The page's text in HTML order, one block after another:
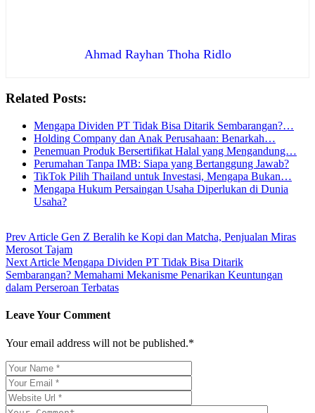
Ahmad Rayhan Thoha Ridlo
Related Posts:
Mengapa Dividen PT Tidak Bisa Ditarik Sembarangan?…
Holding Company dan Anak Perusahaan: Benarkah…
Penemuan Produk Bersertifikat Halal yang Mengandung…
Perumahan Tanpa IMB: Siapa yang Bertanggung Jawab?
TikTok Pilih Thailand untuk Investasi, Mengapa Bukan…
Mengapa Hukum Persaingan Usaha Diperlukan di Dunia
Usaha?
Prev Article Gen Z Beralih ke Kopi dan Matcha, Penjualan Miras
Merosot Tajam
Next Article Mengapa Dividen PT Tidak Bisa Ditarik
Sembarangan? Memahami Mekanisme Penarikan Keuntungan
dalam Perseroan Terbatas
Leave Your Comment
Your email address will not be published.*